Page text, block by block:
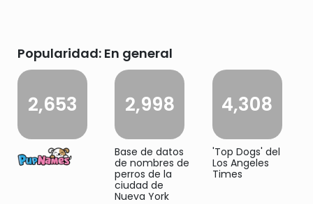
Popularidad: En general
2,653 2,998
Base de datos
de nombres de
perros de la
ciudad de
Nueva York
4,308
'Top Dogs' del
Los Angeles
Times